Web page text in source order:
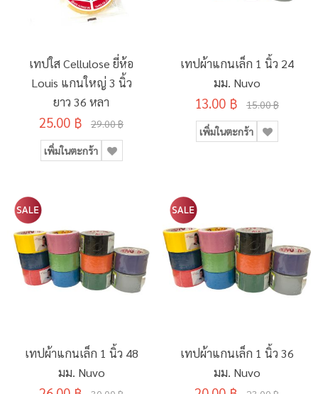
เทปใส Cellulose ยี่ห้อ
Louis แกนใหญ่ 3 นิ้ว
ยาว 36 หลา
25.00 ฿ 29.00 ฿
เพิ่มในตะกร้า
เทปผ้าแกนเล็ก 1 นิ้ว 24
มม. Nuvo
13.00 ฿ 15.00 ฿
เพิ่มในตะกร้า
เทปผ้าแกนเล็ก 1 นิ้ว 48
มม. Nuvo
เทปผ้าแกนเล็ก 1 นิ้ว 36
มม. Nuvo